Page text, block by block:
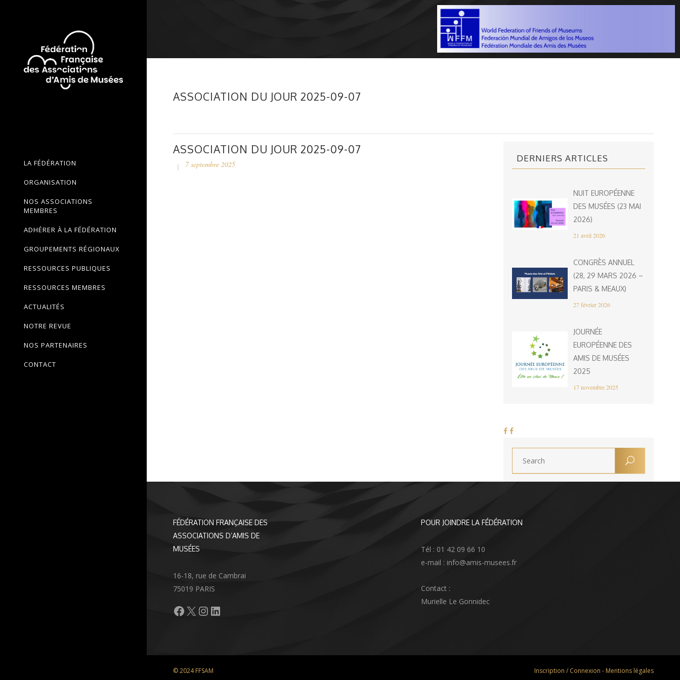
LA FÉDÉRATION
ORGANISATION
NOS ASSOCIATIONS
MEMBRES
ADHÉRER À LA FÉDÉRATION
GROUPEMENTS RÉGIONAUX
RESSOURCES PUBLIQUES
RESSOURCES MEMBRES
ACTUALITÉS
NOTRE REVUE
NOS PARTENAIRES
CONTACT
ASSOCIATION DU JOUR 2025-09-07
ASSOCIATION DU JOUR 2025-09-07
7 septembre 2025
DERNIERS ARTICLES
NUIT EUROPÉENNE
DES MUSÉES (23 MAI
2026)
21 avril 2026
CONGRÈS ANNUEL
(28, 29 MARS 2026 –
PARIS & MEAUX)
27 février 2026
JOURNÉE
EUROPÉENNE DES
AMIS DE MUSÉES
2025
17 novembre 2025
FÉDÉRATION FRANÇAISE DES
ASSOCIATIONS D’AMIS DE
MUSÉES
16-18, rue de Cambrai
75019 PARIS
Facebook
X Instagram
LinkedIn
POUR JOINDRE LA FÉDÉRATION
Tél : 01 42 09 66 10
e-mail : info@amis-musees.fr
Contact :
Murielle Le Gonnidec
© 2024 FFSAM Inscription / Connexion - Mentions légales